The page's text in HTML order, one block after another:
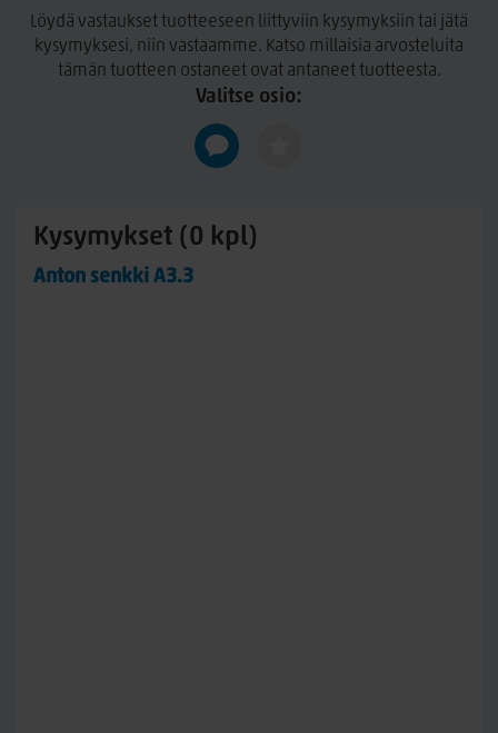
Löydä vastaukset tuotteeseen liittyviin kysymyksiin tai jätä
kysymyksesi, niin vastaamme. Katso millaisia arvosteluita
tämän tuotteen ostaneet ovat antaneet tuotteesta.
Valitse osio:
Kysymykset (0 kpl)
Anton senkki A3.3